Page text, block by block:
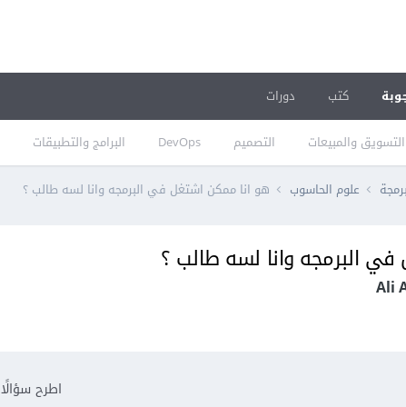
التسويق والمبيعات التصميم DevOps البرامج والتطبيقات
كتب دورات
علوم الحاسوب هو انا ممكن اشتغل في البرمجه وانا لسه طالب ؟
البرمجه وانا لسه طالب ؟
اطرح سؤالًا